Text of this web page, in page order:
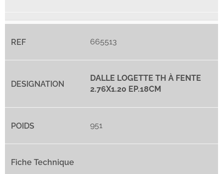
665513
DALLE LOGETTE TH À FENTE
2.76X1.20 EP.18CM
951